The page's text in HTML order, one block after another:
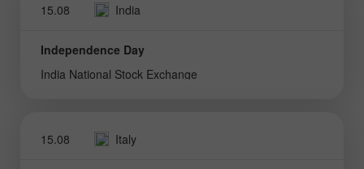
15.08 India
Independence Day
India National Stock Exchange
15.08 Italy